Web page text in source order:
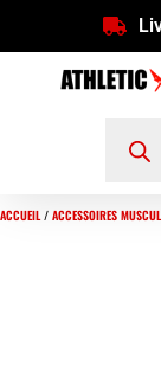
ACCUEIL/ ACCESSOIRES